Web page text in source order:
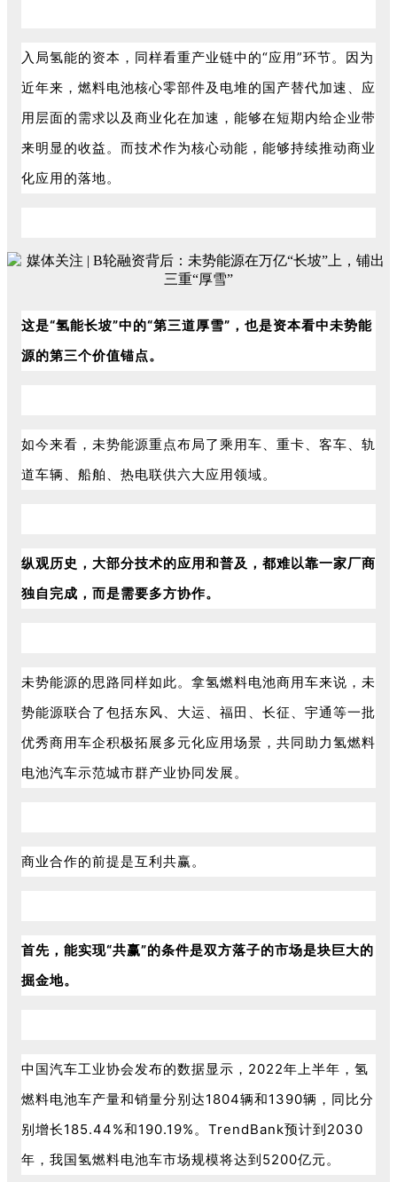
入局氢能的资本，同样看重产业链中的“应用”环节。因为
近年来，燃料电池核心零部件及电堆的国产替代加速、应
用层面的需求以及商业化在加速，能够在短期内给企业带
来明显的收益。而技术作为核心动能，能够持续推动商业
化应用的落地。
这是“氢能长坡”中的“第三道厚雪”，也是资本看中未势能
源的第三个价值锚点。
如今来看，未势能源重点布局了乘用车、重卡、客车、轨
道车辆、船舶、热电联供六大应用领域。
纵观历史，大部分技术的应用和普及，都难以靠一家厂商
独自完成，而是需要多方协作。
未势能源的思路同样如此。拿氢燃料电池商用车来说，未
势能源联合了包括东风、大运、福田、长征、宇通等一批
优秀商用车企积极拓展多元化应用场景，共同助力氢燃料
电池汽车示范城市群产业协同发展。
商业合作的前提是互利共赢。
首先，能实现“共赢”的条件是双方落子的市场是块巨大的
掘金地。
中国汽车工业协会发布的数据显示，2022年上半年，氢
燃料电池车产量和销量分别达1804辆和1390辆，同比分
别增长185.44%和190.19%。TrendBank预计到2030
年，我国氢燃料电池车市场规模将达到5200亿元。